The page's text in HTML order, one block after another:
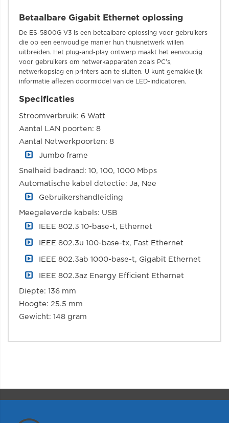
Betaalbare Gigabit Ethernet oplossing
De ES-5800G V3 is een betaalbare oplossing voor gebruikers
die op een eenvoudige manier hun thuisnetwerk willen
uitbreiden. Het plug-and-play ontwerp maakt het eenvoudig
voor gebruikers om netwerkapparaten zoals PC's,
netwerkopslag en printers aan te sluiten. U kunt gemakkelijk
informatie aflezen doormiddel van de LED-indicatoren.
Specificaties
Stroomverbruik: 6 Watt
Aantal LAN poorten: 8
Aantal Netwerkpoorten: 8
Jumbo frame
Snelheid bedraad: 10, 100, 1000 Mbps
Automatische kabel detectie: Ja, Nee
Gebruikershandleiding
Meegeleverde kabels: USB
IEEE 802.3 10-base-t, Ethernet
IEEE 802.3u 100-base-tx, Fast Ethernet
IEEE 802.3ab 1000-base-t, Gigabit Ethernet
IEEE 802.3az Energy Efficient Ethernet
Diepte: 136 mm
Hoogte: 25.5 mm
Gewicht: 148 gram